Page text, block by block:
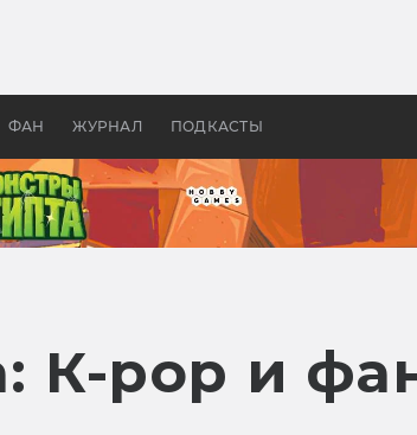
ФАН ЖУРНАЛ ПОДКАСТЫ
бы «Властелина колец»
К-pop и